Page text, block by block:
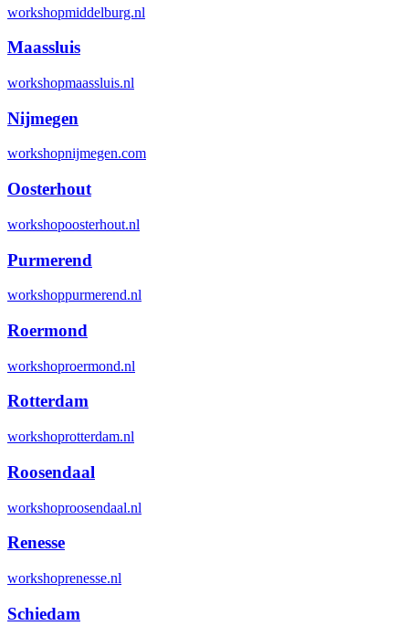
workshopmiddelburg.nl
Maassluis
workshopmaassluis.nl
Nijmegen
workshopnijmegen.com
Oosterhout
workshopoosterhout.nl
Purmerend
workshoppurmerend.nl
Roermond
workshoproermond.nl
Rotterdam
workshoprotterdam.nl
Roosendaal
workshoproosendaal.nl
Renesse
workshoprenesse.nl
Schiedam